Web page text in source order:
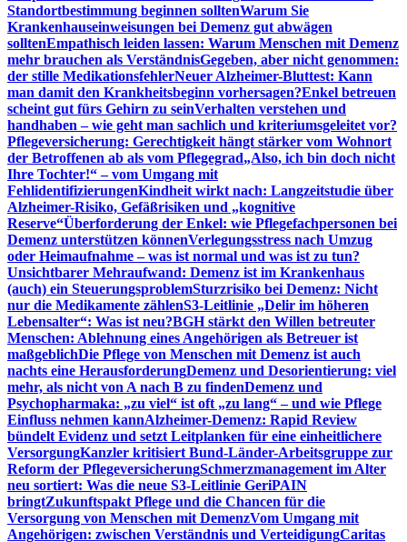
Standortbestimmung beginnen solltenWarum Sie
Krankenhauseinweisungen bei Demenz gut abwägen
solltenEmpathisch leiden lassen: Warum Menschen mit Demenz
mehr brauchen als VerständnisGegeben, aber nicht genommen:
der stille MedikationsfehlerNeuer Alzheimer-Bluttest: Kann
man damit den Krankheitsbeginn vorhersagen?Enkel betreuen
scheint gut fürs Gehirn zu seinVerhalten verstehen und
handhaben – wie geht man sachlich und kriteriumsgeleitet vor?
Pflegeversicherung: Gerechtigkeit hängt stärker vom Wohnort
der Betroffenen ab als vom Pflegegrad„Also, ich bin doch nicht
Ihre Tochter!“ – vom Umgang mit
FehlidentifizierungenKindheit wirkt nach: Langzeitstudie über
Alzheimer-Risiko, Gefäßrisiken und „kognitive
Reserve“Überforderung der Enkel: wie Pflegefachpersonen bei
Demenz unterstützen könnenVerlegungsstress nach Umzug
oder Heimaufnahme – was ist normal und was ist zu tun?
Unsichtbarer Mehraufwand: Demenz ist im Krankenhaus
(auch) ein SteuerungsproblemSturzrisiko bei Demenz: Nicht
nur die Medikamente zählenS3-Leitlinie „Delir im höheren
Lebensalter“: Was ist neu?BGH stärkt den Willen betreuter
Menschen: Ablehnung eines Angehörigen als Betreuer ist
maßgeblichDie Pflege von Menschen mit Demenz ist auch
nachts eine HerausforderungDemenz und Desorientierung: viel
mehr, als nicht von A nach B zu findenDemenz und
Psychopharmaka: „zu viel“ ist oft „zu lang“ – und wie Pflege
Einfluss nehmen kannAlzheimer-Demenz: Rapid Review
bündelt Evidenz und setzt Leitplanken für eine einheitlichere
VersorgungKanzler kritisiert Bund-Länder-Arbeitsgruppe zur
Reform der PflegeversicherungSchmerzmanagement im Alter
neu sortiert: Was die neue S3-Leitlinie GeriPAIN
bringtZukunftspakt Pflege und die Chancen für die
Versorgung von Menschen mit DemenzVom Umgang mit
Angehörigen: zwischen Verständnis und VerteidigungCaritas